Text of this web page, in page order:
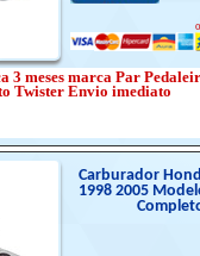
3 meses marca Par
Twister Envio imediato
Carburador
1998 2005